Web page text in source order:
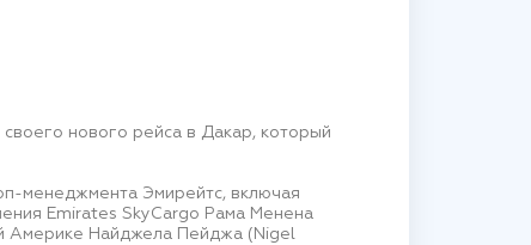
нового рейса в Дакар, который
менеджмента Эмирейтс, включая
Emirates SkyCargo Рама Менена
Америке Найджела Пейджа (Nigel